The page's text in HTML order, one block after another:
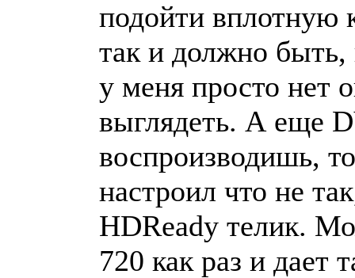
подойти вплотную
так и должно
у меня просто нет
выглядеть. А еще
воспроизводишь,
настроил что не
HDReady телик.
720 как раз и